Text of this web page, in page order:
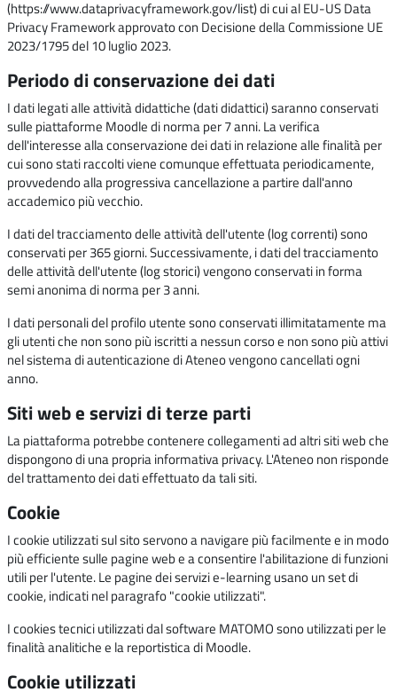
(https://www.dataprivacyframework.gov/list) di cui al EU-US Data
Privacy Framework approvato con Decisione della Commissione UE
2023/1795 del 10 luglio 2023.
Periodo di conservazione dei dati
I dati legati alle attività didattiche (dati didattici) saranno conservati
sulle piattaforme Moodle di norma per 7 anni. La verifica
dell'interesse alla conservazione dei dati in relazione alle finalità per
cui sono stati raccolti viene comunque effettuata periodicamente,
provvedendo alla progressiva cancellazione a partire dall'anno
accademico più vecchio.
I dati del tracciamento delle attività dell'utente (log correnti) sono
conservati per 365 giorni. Successivamente, i dati del tracciamento
delle attività dell'utente (log storici) vengono conservati in forma
semi anonima di norma per 3 anni.
I dati personali del profilo utente sono conservati illimitatamente ma
gli utenti che non sono più iscritti a nessun corso e non sono più attivi
nel sistema di autenticazione di Ateneo vengono cancellati ogni
anno.
Siti web e servizi di terze parti
La piattaforma potrebbe contenere collegamenti ad altri siti web che
dispongono di una propria informativa privacy. L'Ateneo non risponde
del trattamento dei dati effettuato da tali siti.
Cookie
I cookie utilizzati sul sito servono a navigare più facilmente e in modo
più efficiente sulle pagine web e a consentire l'abilitazione di funzioni
utili per l'utente. Le pagine dei servizi e-learning usano un set di
cookie, indicati nel paragrafo "cookie utilizzati".
I cookies tecnici utilizzati dal software MATOMO sono utilizzati per le
finalità analitiche e la reportistica di Moodle.
Cookie utilizzati